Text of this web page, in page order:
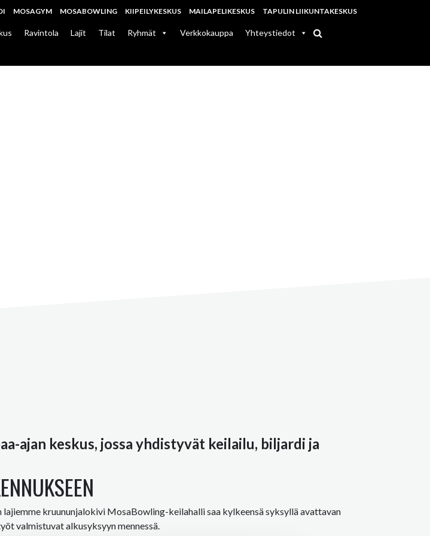
MOSAGYM MOSABOWLING KIIPEILYKESKUS MAILAPELIKESKUS TAPULIN LIIKUNTAKESKUS
Ravintola Lajit Tilat Ryhmät Verkkokauppa Yhteystiedot
ajan keskus, jossa yhdistyvät keilailu, biljardi ja
lajiemme kruununjalokivi MosaBowling-keilahalli saa kylkeensä syksyllä avattavan
valmistuvat alkusyksyyn mennessä.